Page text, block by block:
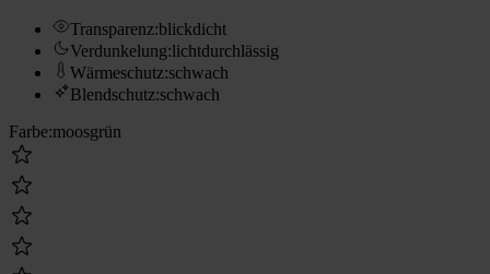
Transparenz:blickdicht
Verdunkelung:lichtdurchlässig
Wärmeschutz:schwach
Blendschutz:schwach
Farbe:moosgrün